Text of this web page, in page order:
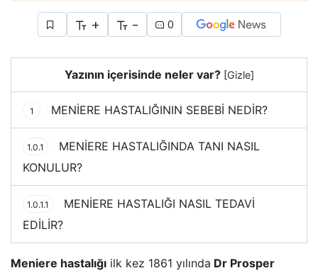
+ - 0
Yazının içerisinde neler var? [Gizle]
1 MENİERE HASTALIĞININ SEBEBİ NEDİR?
1.0.1
MENİERE HASTALIĞINDA TANI NASIL
KONULUR?
1.0.1.1
MENİERE HASTALIĞI NASIL TEDAVİ
EDİLİR?
Meniere hastalığı ilk kez 1861 yılında Dr Prosper